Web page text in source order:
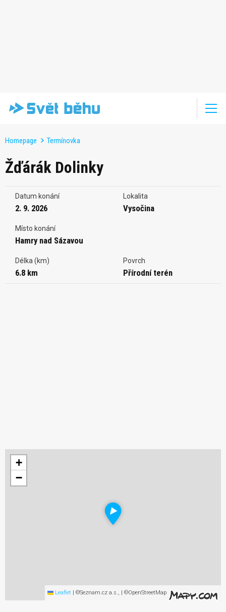
Homepage Termínovka
Žďárák Dolinky
Datum konání
2. 9. 2026
Lokalita
Vysočina
Místo konání
Hamry nad Sázavou
Délka (km)
6.8 km
Povrch
Přírodní terén
+
−
Leaflet | ©Seznam.cz a.s., | ©OpenStreetMap